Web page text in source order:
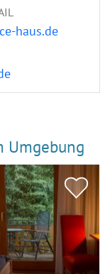
haus.de
Umgebung